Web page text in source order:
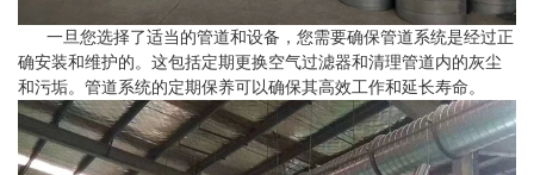
一旦您选择了适当的管道和设备，您需要确保管道系统是经过正
确安装和维护的。这包括定期更换空气过滤器和清理管道内的灰尘
和污垢。管道系统的定期保养可以确保其高效工作和延长寿命。